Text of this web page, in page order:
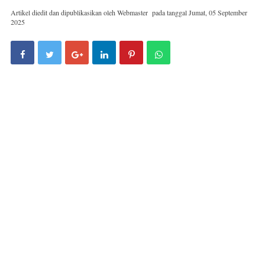
Artikel diedit dan dipublikasikan oleh Webmaster pada tanggalJumat, 05 September
2025